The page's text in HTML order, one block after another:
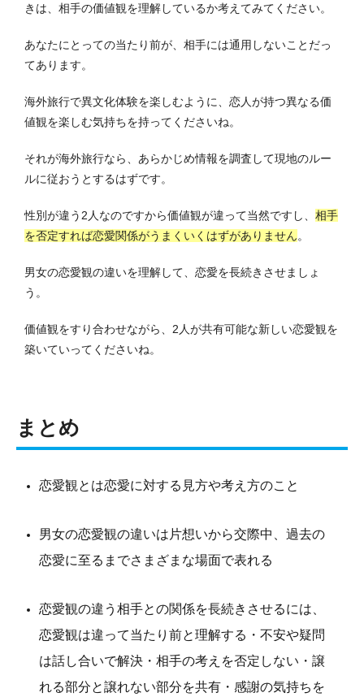
きは、相手の価値観を理解しているか考えてみてください。
あなたにとっての当たり前が、相手には通用しないことだっ
てあります。
海外旅行で異文化体験を楽しむように、恋人が持つ異なる価
値観を楽しむ気持ちを持ってくださいね。
それが海外旅行なら、あらかじめ情報を調査して現地のルー
ルに従おうとするはずです。
性別が違う2人なのですから価値観が違って当然ですし、 相手
を否定すれば恋愛関係がうまくいくはずがありません。
男女の恋愛観の違いを理解して、恋愛を長続きさせましょ
う。
価値観をすり合わせながら、2人が共有可能な新しい恋愛観を
築いていってくださいね。
まとめ
恋愛観とは恋愛に対する見方や考え方のこと
男女の恋愛観の違いは片想いから交際中、過去の
恋愛に至るまでさまざまな場面で表れる
恋愛観の違う相手との関係を長続きさせるには、
恋愛観は違って当たり前と理解する・不安や疑問
は話し合いで解決・相手の考えを否定しない・譲
れる部分と譲れない部分を共有・感謝の気持ちを